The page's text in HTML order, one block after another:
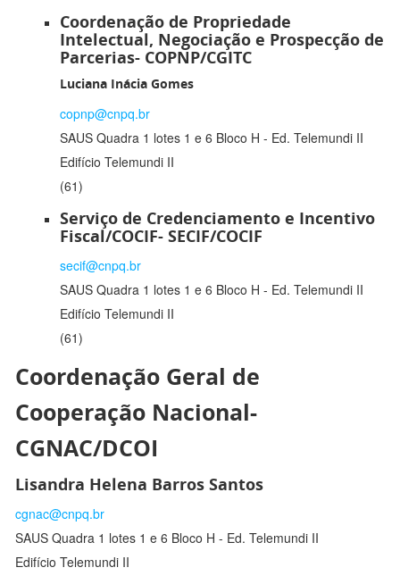
Coordenação de Propriedade
Intelectual, Negociação e Prospecção de
Parcerias- COPNP/CGITC
Luciana Inácia Gomes
copnp@cnpq.br
SAUS Quadra 1 lotes 1 e 6 Bloco H - Ed. Telemundi II
Edifício Telemundi II
(61)
Serviço de Credenciamento e Incentivo
Fiscal/COCIF- SECIF/COCIF
secif@cnpq.br
SAUS Quadra 1 lotes 1 e 6 Bloco H - Ed. Telemundi II
Edifício Telemundi II
(61)
Coordenação Geral de
Cooperação Nacional-
CGNAC/DCOI
Lisandra Helena Barros Santos
cgnac@cnpq.br
SAUS Quadra 1 lotes 1 e 6 Bloco H - Ed. Telemundi II
Edifício Telemundi II